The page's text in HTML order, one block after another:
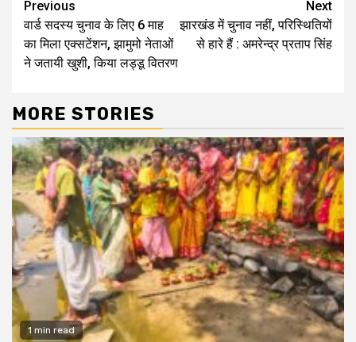
Continue
Reading
Previous
वार्ड सदस्य चुनाव के लिए 6 माह
का मिला एक्सटेंशन, झामुमो नेताओं
ने जतायी खुशी, किया लड्डू वितरण
Next
झारखंड में चुनाव नहीं, परिस्थितियों
से हारे हैं : अमरेन्द्र प्रताप सिंह
MORE STORIES
1 min read